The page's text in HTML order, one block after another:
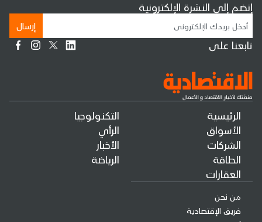
الرئيسية
الأسواق
الشركات
الطاقة
العقارات
التكنولوجيا
الرأي
الأخبار
الرياضة
من نحن
فريق الإقتصادية
إنضم إلى النشرة الإلكترونية
إرسال
تابعنا على